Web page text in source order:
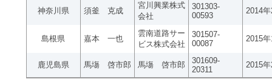
神奈川県 須釜 克成
宮川興業株式
会社
301303-
00593
2014
島根県 嘉本 一也
雲南道路サー
ビス株式会社
301507-
00087
2015
鹿児島県 馬塲 啓市郎 馬塲 啓市郎
301609-
20311
2015